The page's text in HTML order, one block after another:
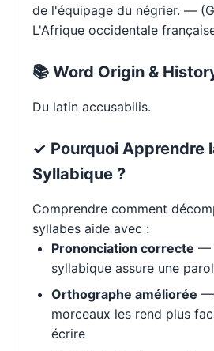
de l'équipage du négrier. —
L'Afrique occidentale
📚 Word Origin &
Du latin accusabilis.
✓ Pourquoi Apprendre
Syllabique ?
Comprendre comment
syllabes aide avec :
Prononciation correcte —
syllabique assure une
Orthographe améliorée —
morceaux les rend plus
écrire